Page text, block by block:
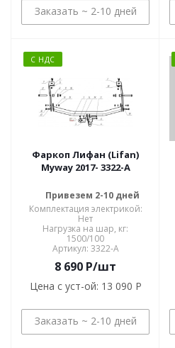
Заказать ~ 2-10 дней
С НДС
Фаркоп Лифан (Lifan)
Myway 2017- 3322-A
Привезем 2-10 дней
Комплектация электрикой:
Нет
Нагрузка на шар, кг:
1500/100
Артикул: 3322-A
8 690 P/шт
Цена с уст-ой: 13 090 P
Заказать ~ 2-10 дней